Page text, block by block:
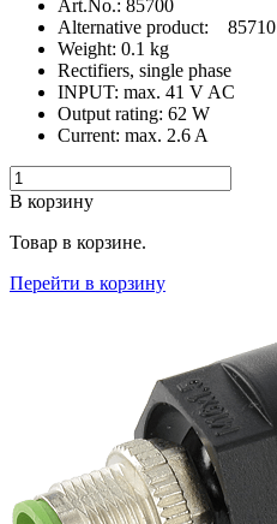
Art.No.: 85700
Alternative product: 85710
Weight: 0.1 kg
Rectifiers, single phase
INPUT: max. 41 V AC
Output rating: 62 W
Current: max. 2.6 A
В корзину
Товар в корзине.
Перейти в корзину